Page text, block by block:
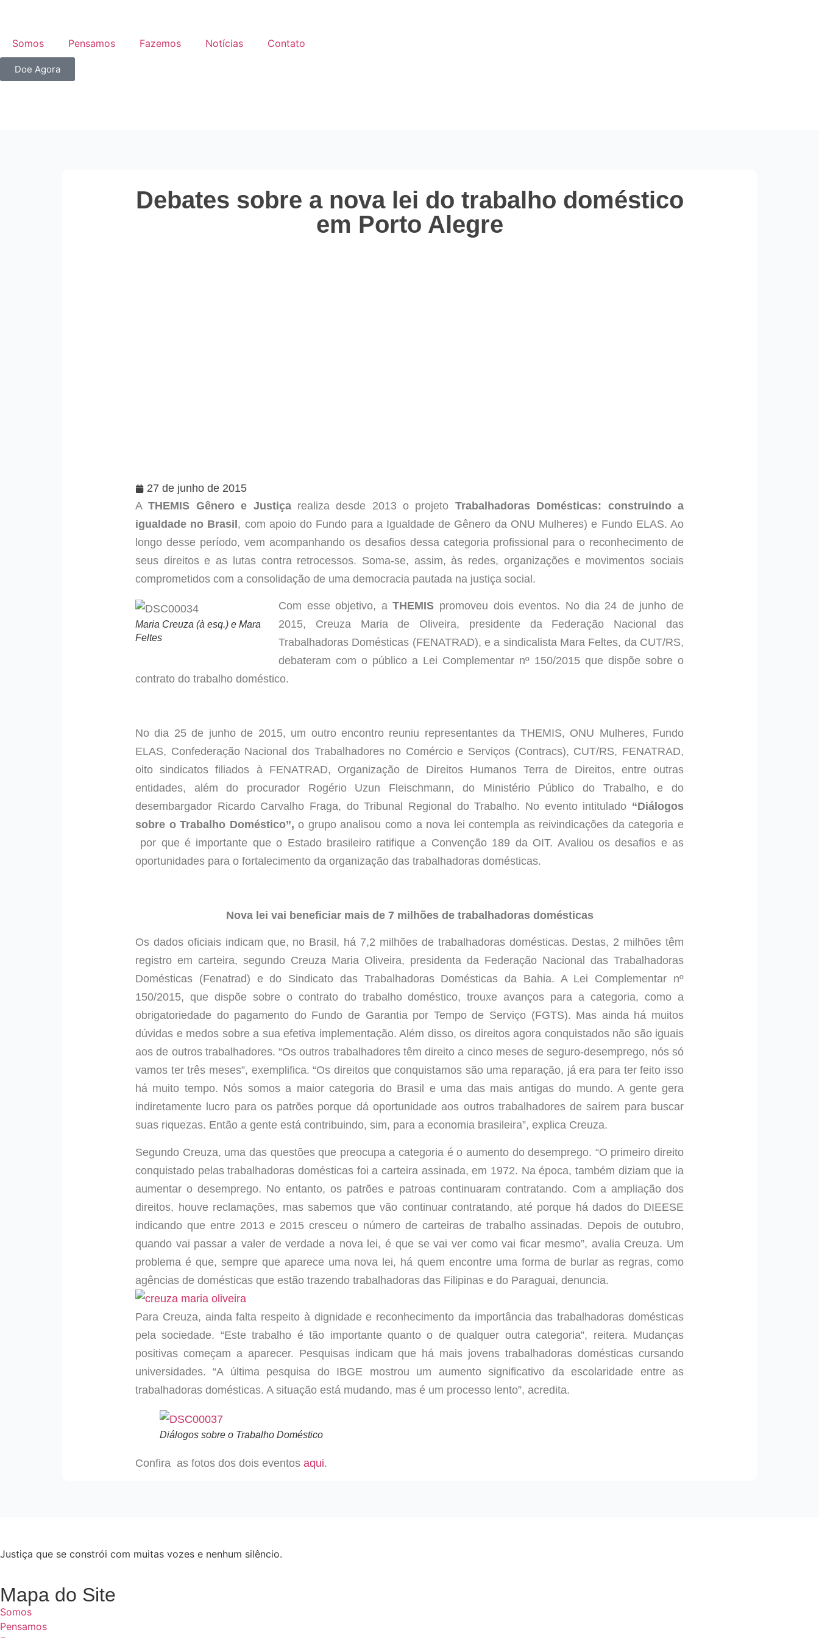
Somos Pensamos Fazemos Notícias Contato
Doe Agora
Debates sobre a nova lei do trabalho doméstico
em Porto Alegre
27 de junho de 2015
ATHEMIS Gênero e Justiçarealiza desde 2013 o projeto Trabalhadoras Domésticas: construindo a
igualdade no Brasil , com apoio do Fundo para a Igualdade de Gênero da ONU Mulheres) e Fundo ELAS. Ao
longo desse período, vem acompanhando os desafios dessa categoria profissional para o reconhecimento de
seus direitos e as lutas contra retrocessos. Soma-se, assim, às redes, organizações e movimentos sociais
comprometidos com a consolidação de uma democracia pautada na justiça social.
Maria Creuza (à esq.) e Mara
Feltes
Com esse objetivo, aTHEMIS promoveu dois eventos. No dia 24 de junho de
2015, Creuza Maria de Oliveira, presidente da Federação Nacional das
Trabalhadoras Domésticas (FENATRAD), e a sindicalista Mara Feltes, da CUT/RS,
debateram com o público a Lei Complementar nº 150/2015 que dispõe sobre o
contrato do trabalho doméstico.
No dia 25 de junho de 2015, um outro encontro reuniu representantes da THEMIS, ONU Mulheres, Fundo
ELAS, Confederação Nacional dos Trabalhadores no Comércio e Serviços (Contracs), CUT/RS, FENATRAD,
oito sindicatos filiados à FENATRAD, Organização de Direitos Humanos Terra de Direitos, entre outras
entidades, além do procurador Rogério Uzun Fleischmann, do Ministério Público do Trabalho, e do
desembargador Ricardo Carvalho Fraga, do Tribunal Regional do Trabalho. No evento intitulado “Diálogos
sobre o Trabalho Doméstico”,o grupo analisou como a nova lei contempla as reivindicações da categoria e
por que é importante que o Estado brasileiro ratifique a Convenção 189 da OIT. Avaliou os desafios e as
oportunidades para o fortalecimento da organização das trabalhadoras domésticas.
Nova lei vai beneficiar mais de 7 milhões de trabalhadoras domésticas
Os dados oficiais indicam que, no Brasil, há 7,2 milhões de trabalhadoras domésticas. Destas, 2 milhões têm
registro em carteira, segundo Creuza Maria Oliveira, presidenta da Federação Nacional das Trabalhadoras
Domésticas (Fenatrad) e do Sindicato das Trabalhadoras Domésticas da Bahia. A Lei Complementar nº
150/2015, que dispõe sobre o contrato do trabalho doméstico, trouxe avanços para a categoria, como a
obrigatoriedade do pagamento do Fundo de Garantia por Tempo de Serviço (FGTS). Mas ainda há muitos
dúvidas e medos sobre a sua efetiva implementação. Além disso, os direitos agora conquistados não são iguais
aos de outros trabalhadores. “Os outros trabalhadores têm direito a cinco meses de seguro-desemprego, nós só
vamos ter três meses”, exemplifica. “Os direitos que conquistamos são uma reparação, já era para ter feito isso
há muito tempo. Nós somos a maior categoria do Brasil e uma das mais antigas do mundo. A gente gera
indiretamente lucro para os patrões porque dá oportunidade aos outros trabalhadores de saírem para buscar
suas riquezas. Então a gente está contribuindo, sim, para a economia brasileira”, explica Creuza.
Segundo Creuza, uma das questões que preocupa a categoria é o aumento do desemprego. “O primeiro direito
conquistado pelas trabalhadoras domésticas foi a carteira assinada, em 1972. Na época, também diziam que ia
aumentar o desemprego. No entanto, os patrões e patroas continuaram contratando. Com a ampliação dos
direitos, houve reclamações, mas sabemos que vão continuar contratando, até porque há dados do DIEESE
indicando que entre 2013 e 2015 cresceu o número de carteiras de trabalho assinadas. Depois de outubro,
quando vai passar a valer de verdade a nova lei, é que se vai ver como vai ficar mesmo”, avalia Creuza. Um
problema é que, sempre que aparece uma nova lei, há quem encontre uma forma de burlar as regras, como
agências de domésticas que estão trazendo trabalhadoras das Filipinas e do Paraguai, denuncia.
Para Creuza, ainda falta respeito à dignidade e reconhecimento da importância das trabalhadoras domésticas
pela sociedade. “Este trabalho é tão importante quanto o de qualquer outra categoria”, reitera. Mudanças
positivas começam a aparecer. Pesquisas indicam que há mais jovens trabalhadoras domésticas cursando
universidades. “A última pesquisa do IBGE mostrou um aumento significativo da escolaridade entre as
trabalhadoras domésticas. A situação está mudando, mas é um processo lento”, acredita.
Diálogos sobre o Trabalho Doméstico
Confira as fotos dos dois eventos aqui.
Justiça que se constrói com muitas vozes e nenhum silêncio.
Mapa do Site
Somos
Pensamos